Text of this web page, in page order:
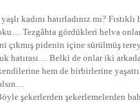
kadını hatırladınız mı?
Tezgâhta gördükleri helva
çıkmış pidenin içine sürülmüş
hatırası… Belki de onlar iki
hem de birbirlerine
şekerlerden şekerlemelerden